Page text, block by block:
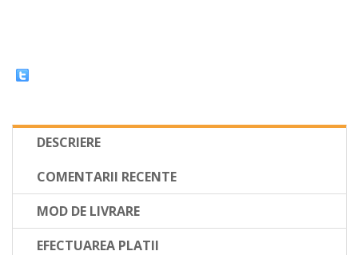
DESCRIERE
COMENTARII RECENTE
MOD DE LIVRARE
EFECTUAREA PLATII